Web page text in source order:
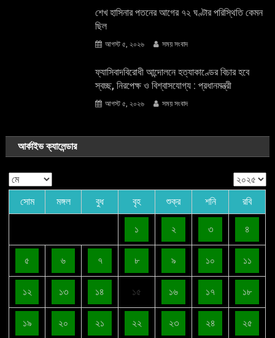
শেখ হাসিনার পতনের আগের ৭২ ঘণ্টার পরিস্থিতি কেমন
ছিল
আগস্ট ৫, ২০২৬ সময় সংবাদ
ফ্যাসিবাদবিরোধী আন্দোলনে হত্যাকাণ্ডের বিচার হবে
স্বচ্ছ, নিরপেক্ষ ও বিশ্বাসযোগ্য : প্রধানমন্ত্রী
আগস্ট ৫, ২০২৬ সময় সংবাদ
আর্কাইভ ক্যালেন্ডার
সোম মঙ্গল বুধ বৃহ শুক্র শনি রবি
১ ২ ৩ ৪
৫ ৬ ৭ ৮ ৯ ১০ ১১
১২ ১৩ ১৪ ১৫ ১৬ ১৭ ১৮
১৯ ২০ ২১ ২২ ২৩ ২৪ ২৫